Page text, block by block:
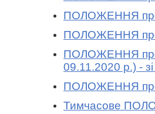
ПОЛОЖЕННЯ про
ПОЛОЖЕННЯ про
ПОЛОЖЕННЯ про
09.11.2020 р.) -
ПОЛОЖЕННЯ про
Тимчасове